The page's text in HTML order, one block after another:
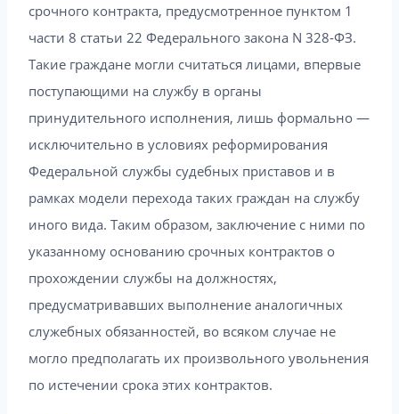
срочного контракта, предусмотренное пунктом 1
части 8 статьи 22 Федерального закона N 328-ФЗ.
Такие граждане могли считаться лицами, впервые
поступающими на службу в органы
принудительного исполнения, лишь формально —
исключительно в условиях реформирования
Федеральной службы судебных приставов и в
рамках модели перехода таких граждан на службу
иного вида. Таким образом, заключение с ними по
указанному основанию срочных контрактов о
прохождении службы на должностях,
предусматривавших выполнение аналогичных
служебных обязанностей, во всяком случае не
могло предполагать их произвольного увольнения
по истечении срока этих контрактов.